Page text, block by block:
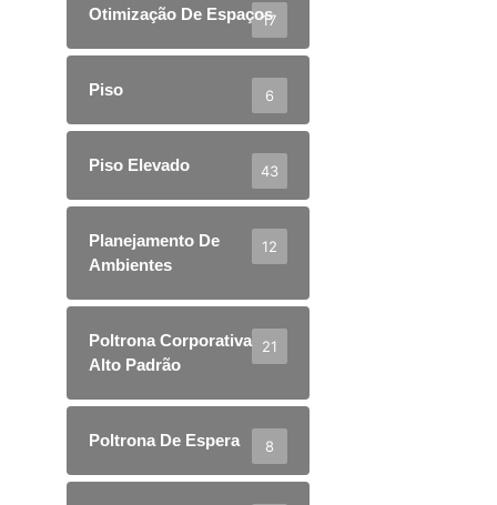
Otimização De Espaços
17
Piso 6
Piso Elevado 43
Planejamento De
Ambientes
12
Poltrona Corporativa
Alto Padrão
21
Poltrona De Espera 8